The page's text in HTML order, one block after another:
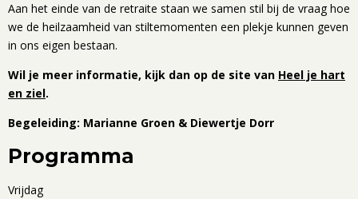
Aan het einde van de retraite staan we samen stil bij de vraag hoe
we de heilzaamheid van stiltemomenten een plekje kunnen geven
in ons eigen bestaan.
Wil je meer informatie, kijk dan op de site van Heel je hart
en ziel.
Begeleiding: Marianne Groen & Diewertje Dorr
Programma
Vrijdag